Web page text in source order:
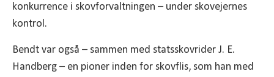
konkurrence i skovforvaltningen – under skovejernes
kontrol.
Bendt var også – sammen med statsskovrider J. E.
Handberg – en pioner inden for skovflis, som han med